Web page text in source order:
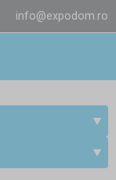
info@expodom.ro